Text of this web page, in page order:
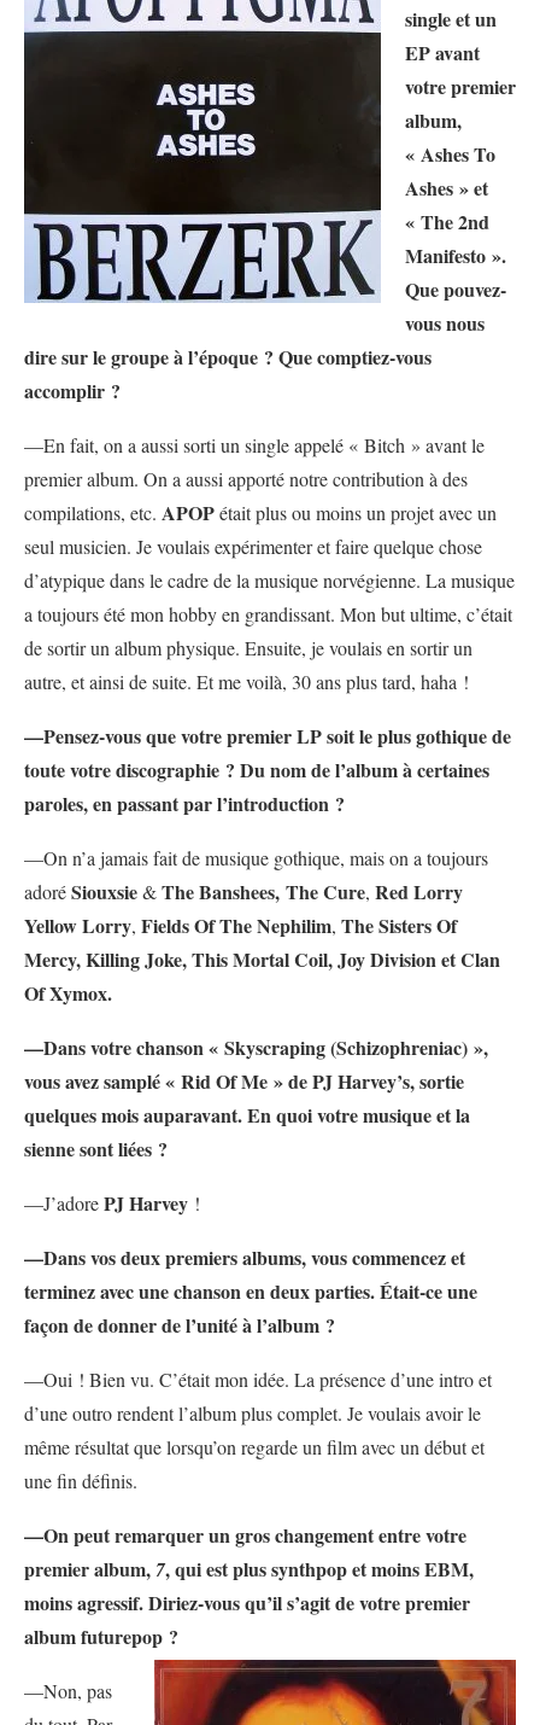
single et un
EP avant
votre premier
album,
« Ashes To
Ashes » et
« The 2nd
Manifesto ».
Que pouvez-
vous nous
dire sur le groupe à l’époque ? Que comptiez-vous
accomplir ?
—En fait, on a aussi sorti un single appelé « Bitch » avant le
premier album. On a aussi apporté notre contribution à des
compilations, etc. APOPétait plus ou moins un projet avec un
seul musicien. Je voulais expérimenter et faire quelque chose
d’atypique dans le cadre de la musique norvégienne. La musique
a toujours été mon hobby en grandissant. Mon but ultime, c’était
de sortir un album physique. Ensuite, je voulais en sortir un
autre, et ainsi de suite. Et me voilà, 30 ans plus tard, haha !
—Pensez-vous que votre premier LP soit le plus gothique de
toute votre discographie ? Du nom de l’album à certaines
paroles, en passant par l’introduction ?
—On n’a jamais fait de musique gothique, mais on a toujours
adoréSiouxsie&The Banshees, The Cure, Red Lorry
Yellow Lorry, Fields Of The Nephilim, The Sisters Of
Mercy, Killing Joke, This Mortal Coil, Joy Division et Clan
Of Xymox.
—Dans votre chanson « Skyscraping (Schizophreniac) »,
vous avez samplé « Rid Of Me » de PJ Harvey’s, sortie
quelques mois auparavant. En quoi votre musique et la
sienne sont liées ?
—J’adorePJ Harvey !
—Dans vos deux premiers albums, vous commencez et
terminez avec une chanson en deux parties. Était-ce une
façon de donner de l’unité à l’album ?
—Oui ! Bien vu. C’était mon idée. La présence d’une intro et
d’une outro rendent l’album plus complet. Je voulais avoir le
même résultat que lorsqu’on regarde un film avec un début et
une fin définis.
—On peut remarquer un gros changement entre votre
premier album, 7, qui est plus synthpop et moins EBM,
moins agressif. Diriez-vous qu’il s’agit de votre premier
album futurepop ?
—Non, pas